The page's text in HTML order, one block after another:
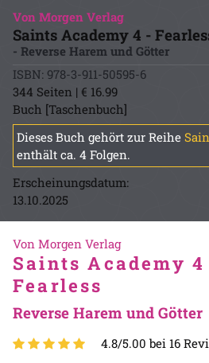
Von Morgen Verlag
Saints Academy 4 -
- Reverse Harem und Götter
ISBN: 978-3-911-50595-6
344 Seiten | € 16.99
Buch [Taschenbuch]
Dieses Buch gehört zur Reihe
enthält ca. 4 Folgen.
Erscheinungsdatum:
13.10.2025
Von Morgen Verlag
Saints Academy 4
Fearless
Reverse Harem und Götter
4.8/5.00 bei 16